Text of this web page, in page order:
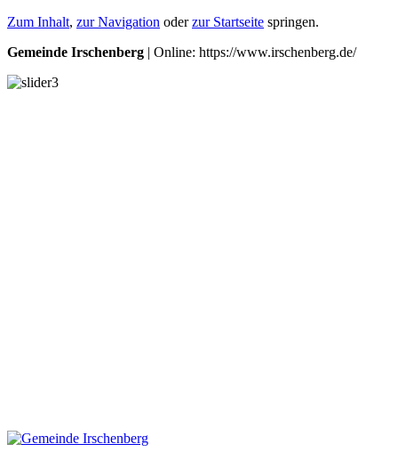
Zum Inhalt, zur Navigation oderzur Startseite springen.
Gemeinde Irschenberg | Online: https://www.irschenberg.de/